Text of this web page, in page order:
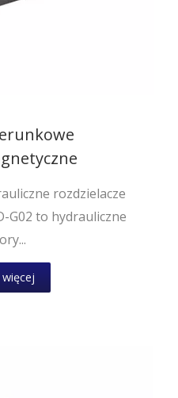
rozdzielacze
G02 to hydrauliczne